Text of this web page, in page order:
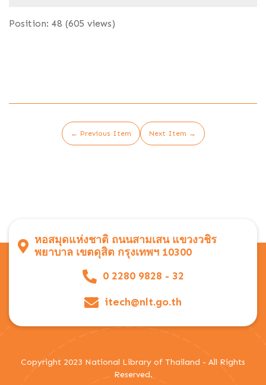
Position: 48 (605 views)
← Previous Item Next Item →
หอสมุดแห่งชาติ ถนนสามเสน แขวงวชิร
พยาบาล เขตดุสิต กรุงเทพฯ 10300
0 2280 9828 - 32
itech@nlt.go.th
Copyright 2023 National Library of Thailand - All Rights
Reserved.